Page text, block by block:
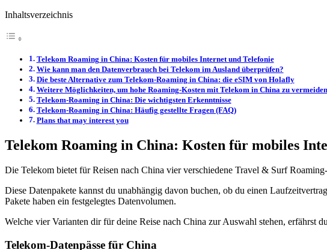
Inhaltsverzeichnis
Telekom Roaming in China: Kosten für mobiles Internet und Telefonie
Wie kann man den Datenverbrauch bei Telekom im Ausland überprüfen?
Die beste Alternative zum Telekom-Roaming in China: die eSIM von Holafly
Weitere Möglichkeiten, um hohe Roaming-Kosten mit Telekom in China zu vermeiden
Telekom-Roaming in China: Die wichtigsten Erkenntnisse
Telekom-Roaming in China: Häufig gestellte Fragen (FAQ)
Plans that may interest you
Telekom Roaming in China: Kosten für mobiles
Die Telekom bietet für Reisen nach China vier verschiedene Travel & Surf
Diese Datenpakete kannst du unabhängig davon buchen, ob du einen
Pakete haben ein festgelegtes Datenvolumen.
Welche vier Varianten dir für deine Reise nach China zur Auswahl stehen, erfährst
Telekom-Datenpässe für China